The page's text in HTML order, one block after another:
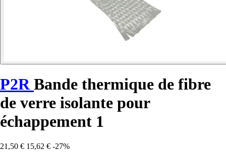
P2RBande thermique de fibre
de verre isolante pour
échappement 1
21,50 € 15,62 € -27%